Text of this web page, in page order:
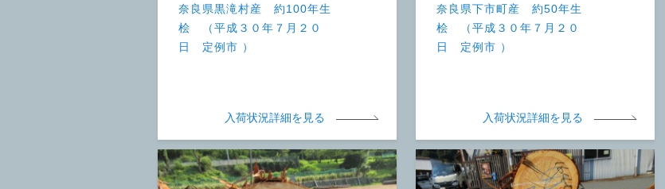
奈良県黒滝村産 約100年生
桧 （平成３０年７月２０
日 定例市 ）
入荷状況詳細を見る
奈良県下市町産 約50年生
桧 （平成３０年７月２０
日 定例市 ）
入荷状況詳細を見る